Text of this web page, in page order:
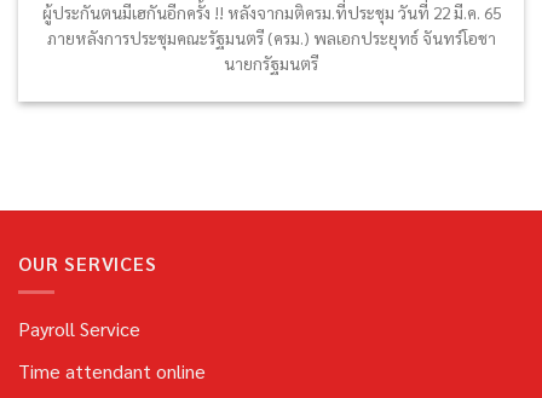
ผู้ประกันตนมีเฮกันอีกครั้ง !! หลังจากมติครม.ที่ประชุม วันที่ 22 มี.ค. 65
ภายหลังการประชุมคณะรัฐมนตรี (ครม.) พลเอกประยุทธ์ จันทร์โอชา
นายกรัฐมนตรี
OUR SERVICES
Payroll Service
Time attendant online